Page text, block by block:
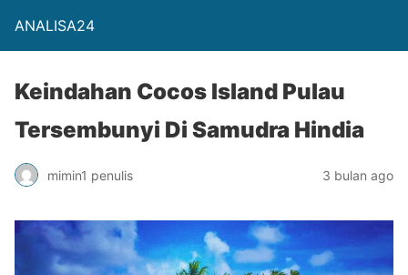
ANALISA24
Keindahan Cocos Island Pulau
Tersembunyi Di Samudra Hindia
mimin1 penulis 3 bulan ago